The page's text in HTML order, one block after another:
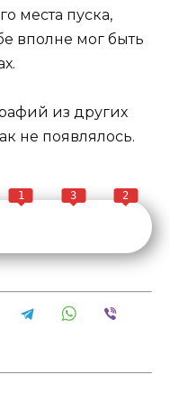
места пуска,
вполне мог быть
из других
не появлялось.
1 3 2